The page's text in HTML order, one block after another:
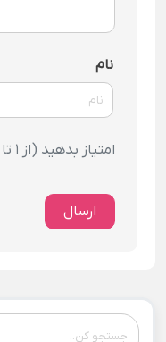
نام
امتیاز بدهید (از 1 تا 5) :
ارسال